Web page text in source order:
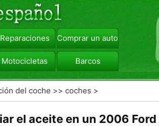
Reparaciones Comprar un automóvil
Motocicletas Barcos
Camiones
del coche >>coches >
el aceite en un 2006 Ford